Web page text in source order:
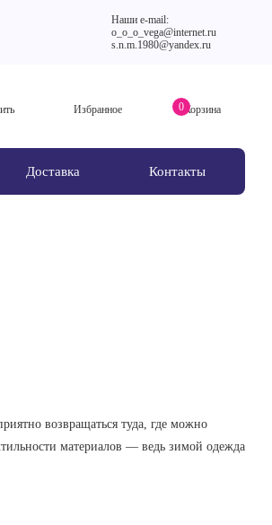
Наши e-mail:
o_o_o_vega@internet.ru
s.n.m.1980@yandex.ru
Избранное Корзина
0
Доставка Контакты
возвращаться туда, где можно
материалов — ведь зимой одежда